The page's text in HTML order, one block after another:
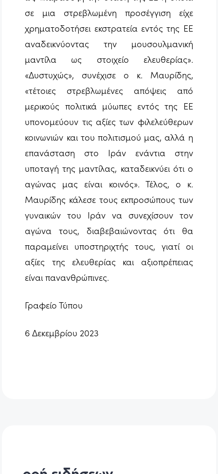
σε μια στρεβλωμένη προσέγγιση είχε
χρηματοδοτήσει εκστρατεία εντός της ΕΕ
αναδεικνύοντας την μουσουλμανική
μαντίλα ως στοιχείο ελευθερίας».
«Δυστυχώς», συνέχισε ο κ. Μαυρίδης,
«τέτοιες στρεβλωμένες απόψεις από
μερικούς πολιτικά μύωπες εντός της ΕΕ
υπονομεύουν τις αξίες των φιλελεύθερων
κοινωνιών και του πολιτισμού μας, αλλά η
επανάσταση στο Ιράν ενάντια στην
υποταγή της μαντίλας, καταδεικνύει ότι ο
αγώνας μας είναι κοινός». Τέλος, ο κ.
Μαυρίδης κάλεσε τους εκπροσώπους των
γυναικών του Ιράν να συνεχίσουν τον
αγώνα τους, διαβεβαιώνοντας ότι θα
παραμείνει υποστηριχτής τους, γιατί οι
αξίες της ελευθερίας και αξιοπρέπειας
είναι πανανθρώπινες.
Γραφείο Τύπου
6 Δεκεμβρίου 2023